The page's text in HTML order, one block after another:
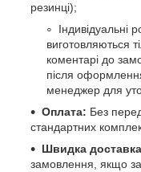
резинці);
Індивідуальні
виготовляються
коментарі до
після
менеджер для
Оплата: Без
стандартних
Швидка
замовлення, якщо